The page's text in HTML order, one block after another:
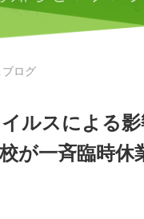
ログ
イルスによる
が一斉臨時休